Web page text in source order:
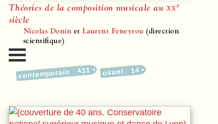
Théories de la composition musicale au xxe
siècle
Nicolas Donin etLaurent Feneyrou (direction
scientifique)
contemporain 431 usuel 14